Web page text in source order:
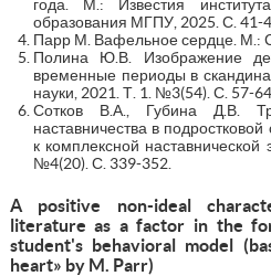
года. М.: Известия
образования МГПУ, 2025. С. 41-
Парр М. Вафельное сердце. М.:
Полина Ю.В. Изображение
временные периоды в
науки, 2021. Т. 1. №3(54). С. 57-64.
Сотков В.А., Губина Д.В.
наставничества в
к комплексной
№4(20). С. 339-352.
A positive non-ideal
literature as a factor in the
student's behavioral model
heart» by M. Parr)